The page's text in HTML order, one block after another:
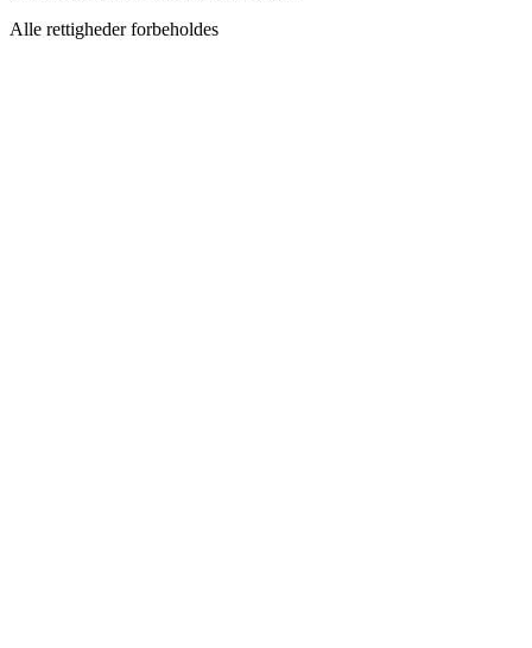
Alle rettigheder forbeholdes